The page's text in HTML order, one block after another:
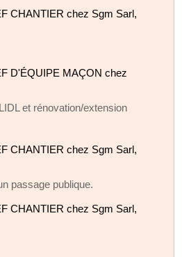
CHANTIER chez Sgm Sarl,
D'ÉQUIPE MAÇON chez
et rénovation/extension
CHANTIER chez Sgm Sarl,
passage publique.
CHANTIER chez Sgm Sarl,